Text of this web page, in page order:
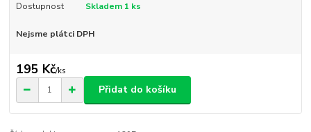
Dostupnost Skladem 1 ks
Nejsme plátci DPH
195 Kč/ks
Přidat do košíku